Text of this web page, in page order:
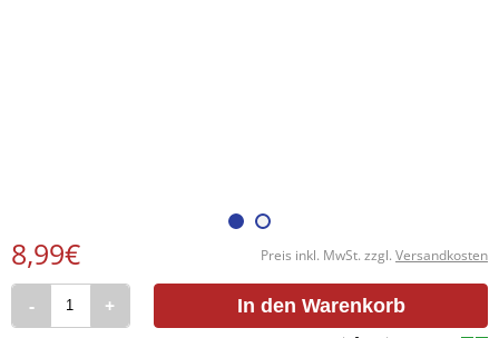
Preis inkl. MwSt. zzgl. Versandkosten
8,99€
- + In den Warenkorb